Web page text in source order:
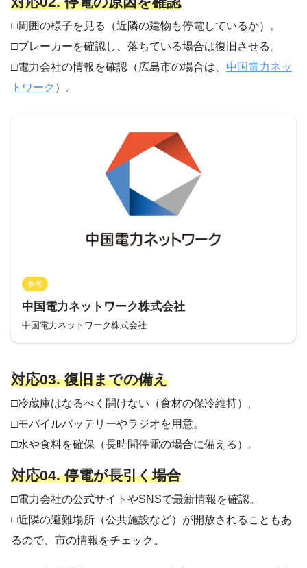
□周囲の様子を見る（近隣の建物も停電しているか）。
□ブレーカーを確認し、落ちている場合は復旧させる。
□電力会社の情報を確認（広島市の場合は、 中国電力ネッ
トワーク ）。
参考
中国電力ネットワーク株式会社
中国電力ネットワーク株式会社
対応03. 復旧までの備え
□冷蔵庫はなるべく開けない（食材の保冷維持）。
□モバイルバッテリーやラジオを用意。
□水や食料を確保（長時間停電の場合に備える）。
対応04. 停電が長引く場合
□電力会社の公式サイトやSNSで最新情報を確認。
□近隣の避難場所（公共施設など）が開放されることもあ
るので、市の情報をチェック。